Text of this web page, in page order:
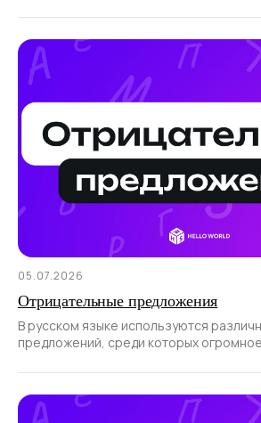
05.07.2026
Отрицательные предложения
В русском языке используются
предложений, среди которых